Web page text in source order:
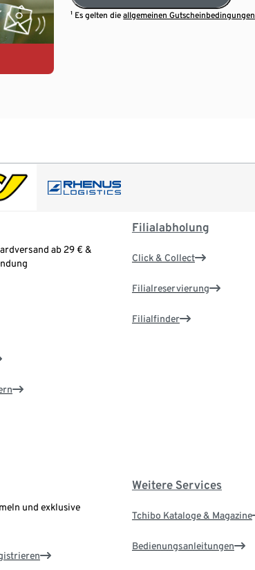
¹ Es gelten dieallgemeinen Gutscheinbedingungen
ab 29 € &
Filialabholung
Click & Collect
Filialreservierung
Filialfinder
und exklusive
Weitere Services
Tchibo Kataloge & Magazine
Bedienungsanleitungen